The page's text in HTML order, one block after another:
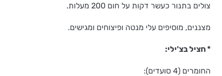
צולים בתנור כעשר דקות על חום 200 מעלות.
מצננים, מוסיפים עלי מנטה ופיצוחים ומגישים.
* חציל בצ'ילי:
החומרים (4 סועדים):